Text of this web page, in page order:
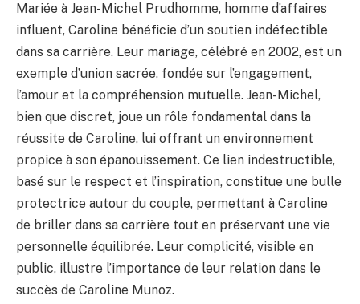
Mariée à Jean-Michel Prudhomme, homme d’affaires
influent, Caroline bénéficie d’un soutien indéfectible
dans sa carrière. Leur mariage, célébré en 2002, est un
exemple d’union sacrée, fondée sur l’engagement,
l’amour et la compréhension mutuelle. Jean-Michel,
bien que discret, joue un rôle fondamental dans la
réussite de Caroline, lui offrant un environnement
propice à son épanouissement. Ce lien indestructible,
basé sur le respect et l’inspiration, constitue une bulle
protectrice autour du couple, permettant à Caroline
de briller dans sa carrière tout en préservant une vie
personnelle équilibrée. Leur complicité, visible en
public, illustre l’importance de leur relation dans le
succès de Caroline Munoz.